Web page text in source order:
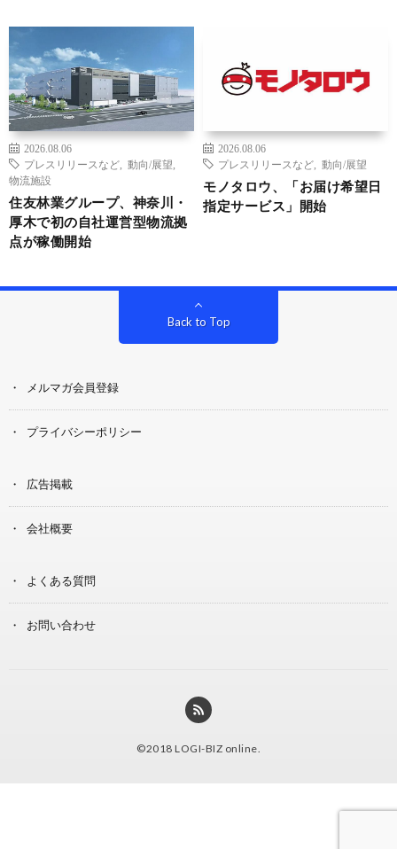
2026.08.06
プレスリリースなど
動向/展望
物流施設
住友林業グループ、神奈川・
厚木で初の自社運営型物流拠
点が稼働開始
2026.08.06
プレスリリースなど
動向/展望
モノタロウ、「お届け希望日
指定サービス」開始
Back to Top
メルマガ会員登録
プライバシーポリシー
広告掲載
会社概要
よくある質問
お問い合わせ
©2018 LOGI-BIZ online